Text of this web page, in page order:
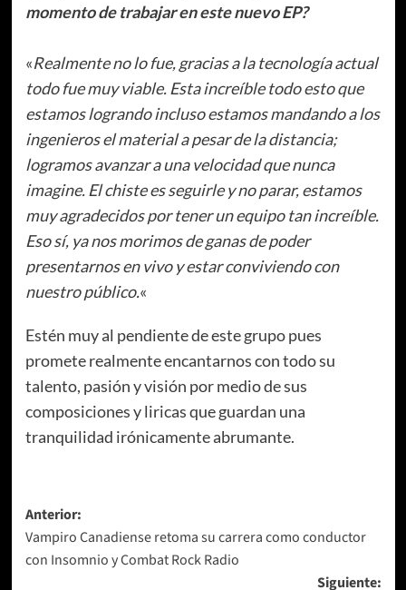
momento de trabajar en este nuevo EP?
«Realmente no lo fue, gracias a la tecnología actual
todo fue muy viable. Esta increíble todo esto que
estamos logrando incluso estamos mandando a los
ingenieros el material a pesar de la distancia;
logramos avanzar a una velocidad que nunca
imagine. El chiste es seguirle y no parar, estamos
muy agradecidos por tener un equipo tan increíble.
Eso sí, ya nos morimos de ganas de poder
presentarnos en vivo y estar conviviendo con
nuestro público.«
Estén muy al pendiente de este grupo pues
promete realmente encantarnos con todo su
talento, pasión y visión por medio de sus
composiciones y liricas que guardan una
tranquilidad irónicamente abrumante.
Navegación
de
entradas
Anterior:
Vampiro Canadiense retoma su carrera como conductor
con Insomnio y Combat Rock Radio
Siguiente: